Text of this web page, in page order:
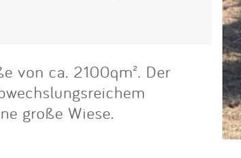
von ca. 2100qm². Der
große Wiese.